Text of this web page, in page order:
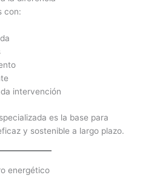
con:
intervención
es la base para
y sostenible a largo plazo.
energético